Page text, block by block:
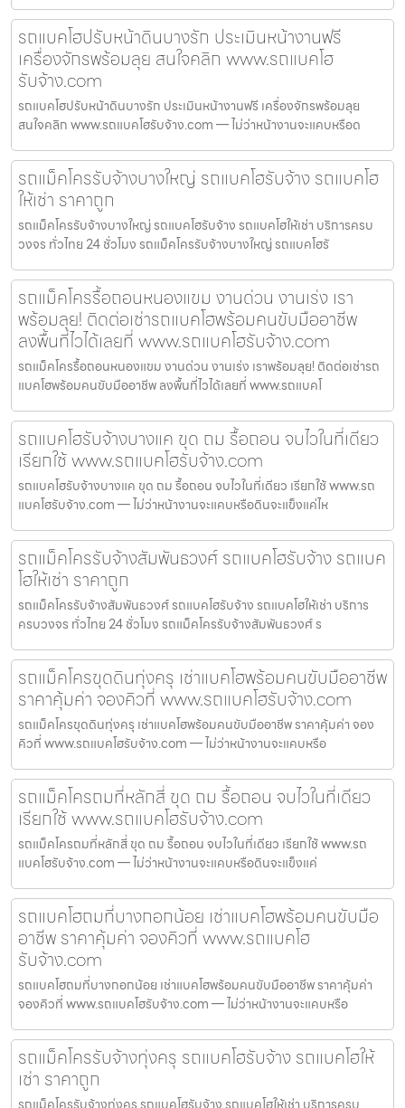
รถแบคโฮปรับหน้าดินบางรัก ประเมินหน้างานฟรี
เครื่องจักรพร้อมลุย สนใจคลิก www.รถแบคโฮ
รับจ้าง.com
รถแบคโฮปรับหน้าดินบางรัก ประเมินหน้างานฟรี เครื่องจักรพร้อมลุย
สนใจคลิก www.รถแบคโฮรับจ้าง.com — ไม่ว่าหน้างานจะแคบหรือด
รถแม็คโครรับจ้างบางใหญ่ รถแบคโฮรับจ้าง รถแบคโฮ
ให้เช่า ราคาถูก
รถแม็คโครรับจ้างบางใหญ่ รถแบคโฮรับจ้าง รถแบคโฮให้เช่า บริการครบ
วงจร ทั่วไทย 24 ชั่วโมง รถแม็คโครรับจ้างบางใหญ่ รถแบคโฮรั
รถแม็คโครรื้อถอนหนองแขม งานด่วน งานเร่ง เรา
พร้อมลุย! ติดต่อเช่ารถแบคโฮพร้อมคนขับมืออาชีพ
ลงพื้นที่ไวได้เลยที่ www.รถแบคโฮรับจ้าง.com
รถแม็คโครรื้อถอนหนองแขม งานด่วน งานเร่ง เราพร้อมลุย! ติดต่อเช่ารถ
แบคโฮพร้อมคนขับมืออาชีพ ลงพื้นที่ไวได้เลยที่ www.รถแบคโ
รถแบคโฮรับจ้างบางแค ขุด ถม รื้อถอน จบไวในที่เดียว
เรียกใช้ www.รถแบคโฮรับจ้าง.com
รถแบคโฮรับจ้างบางแค ขุด ถม รื้อถอน จบไวในที่เดียว เรียกใช้ www.รถ
แบคโฮรับจ้าง.com — ไม่ว่าหน้างานจะแคบหรือดินจะแข็งแค่ไห
รถแม็คโครรับจ้างสัมพันธวงศ์ รถแบคโฮรับจ้าง รถแบค
โฮให้เช่า ราคาถูก
รถแม็คโครรับจ้างสัมพันธวงศ์ รถแบคโฮรับจ้าง รถแบคโฮให้เช่า บริการ
ครบวงจร ทั่วไทย 24 ชั่วโมง รถแม็คโครรับจ้างสัมพันธวงศ์ ร
รถแม็คโครขุดดินทุ่งครุ เช่าแบคโฮพร้อมคนขับมืออาชีพ
ราคาคุ้มค่า จองคิวที่ www.รถแบคโฮรับจ้าง.com
รถแม็คโครขุดดินทุ่งครุ เช่าแบคโฮพร้อมคนขับมืออาชีพ ราคาคุ้มค่า จอง
คิวที่ www.รถแบคโฮรับจ้าง.com — ไม่ว่าหน้างานจะแคบหรือ
รถแม็คโครถมที่หลักสี่ ขุด ถม รื้อถอน จบไวในที่เดียว
เรียกใช้ www.รถแบคโฮรับจ้าง.com
รถแม็คโครถมที่หลักสี่ ขุด ถม รื้อถอน จบไวในที่เดียว เรียกใช้ www.รถ
แบคโฮรับจ้าง.com — ไม่ว่าหน้างานจะแคบหรือดินจะแข็งแค่
รถแบคโฮถมที่บางกอกน้อย เช่าแบคโฮพร้อมคนขับมือ
อาชีพ ราคาคุ้มค่า จองคิวที่ www.รถแบคโฮ
รับจ้าง.com
รถแบคโฮถมที่บางกอกน้อย เช่าแบคโฮพร้อมคนขับมืออาชีพ ราคาคุ้มค่า
จองคิวที่ www.รถแบคโฮรับจ้าง.com — ไม่ว่าหน้างานจะแคบหรือ
รถแม็คโครรับจ้างทุ่งครุ รถแบคโฮรับจ้าง รถแบคโฮให้
เช่า ราคาถูก